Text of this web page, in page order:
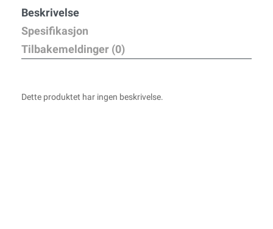
Beskrivelse
Spesifikasjon
Tilbakemeldinger (0)
Dette produktet har ingen beskrivelse.